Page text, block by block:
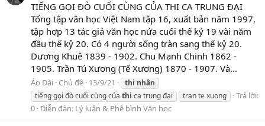
TIẾNG GỌI ĐÒ CUỐI CÙNG CỦA THI CA TRUNG ĐẠI
Tổng tập văn học Việt Nam tập 16, xuất bản năm 1997,
tập hợp 13 tác giả văn học nửa cuối thế kỷ 19 vài năm
đầu thế kỷ 20. Có 4 người sống tràn sang thế kỷ 20.
Dương Khuê 1839 - 1902. Chu Mạnh Chinh 1862 -
1905. Trần Tú Xương (Tế Xương) 1870 - 1907. Và...
Áo Dài Chủ đề 13/9/21 thi nhân
tiếng gọi đò cuối cùng của thi ca trung đại tran te xuong
Trả lời:
0 Diễn đàn: Lý luận & Phê bình Văn học